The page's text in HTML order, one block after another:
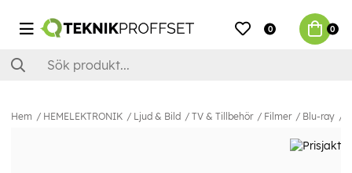
0 0
Hem HEMELEKTRONIK Ljud & Bild TV & Tillbehör Filmer Blu-ray